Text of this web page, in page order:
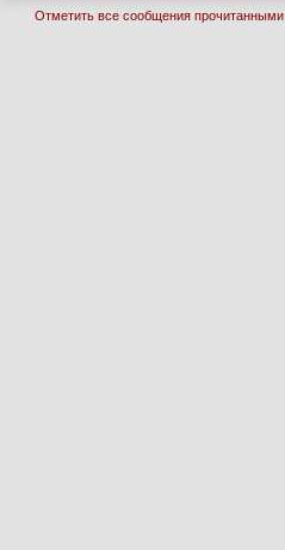
Отметить все сообщения прочитанными